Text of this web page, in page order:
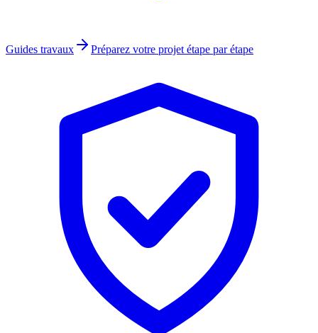
Guides travaux Préparez votre projet étape par étape